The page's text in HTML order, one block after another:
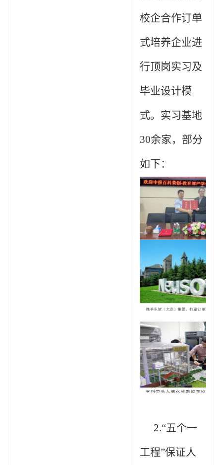
校企合作订单
式培养企业进
行顶岗实习及
毕业设计模
式。实习基地
30余家，部分
如下：
2.“五个一
工程”保证人